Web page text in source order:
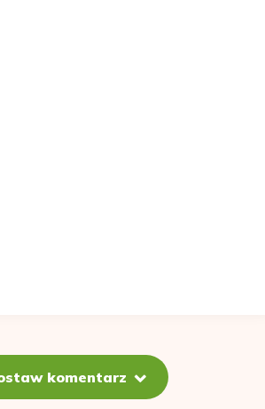
komentarz